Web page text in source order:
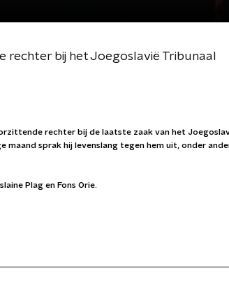
rechter bij het Joegoslavië Tribunaal
rechter bij de laatste zaak van het
maand sprak hij levenslang tegen hem uit, onder
Plag en Fons Orie.